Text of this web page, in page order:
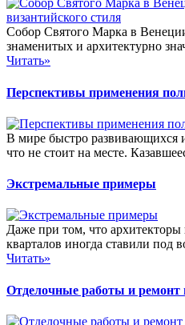
Собор Святого Марка в
знаменитых и архитектурно
Читать»
Перспективы применения
В мире быстро развивающихся
что не стоит на месте.
Экстремальные примеры
Даже при том, что
кварталов иногда ставили под
Читать»
Отделочные работы и